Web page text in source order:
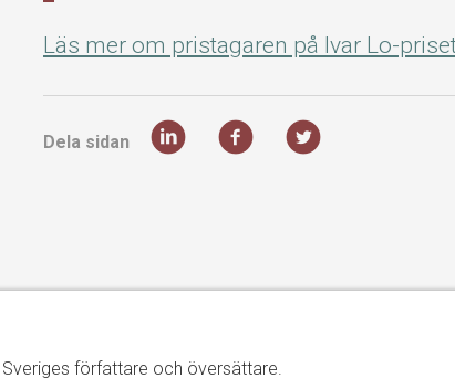
Läs mer om pristagaren på Ivar Lo-
Dela sidan
författare och översättare.